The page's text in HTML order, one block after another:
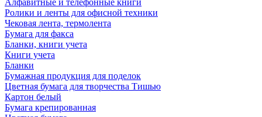
Алфавитные и телефонные книги
Ролики и ленты для офисной техники
Чековая лента, термолента
Бумага для факса
Бланки, книги учета
Книги учета
Бланки
Бумажная продукция для поделок
Цветная бумага для творчества Тишью
Картон белый
Бумага крепированная